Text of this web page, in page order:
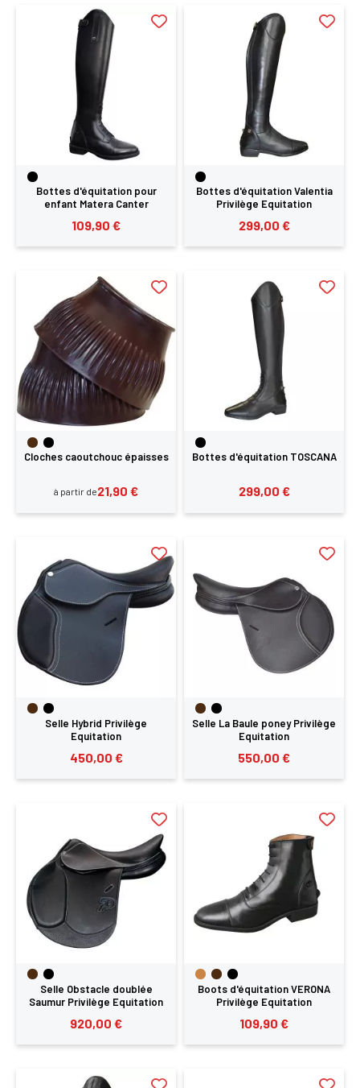
Bottes d'équitation pour
enfant Matera Canter
109,90 €
Bottes d'équitation Valentia
Privilège Equitation
299,00 €
Cloches caoutchouc épaisses
à partir de21,90 €
Bottes d'équitation TOSCANA
299,00 €
Selle Hybrid Privilège
Equitation
450,00 €
Selle La Baule poney Privilège
Equitation
550,00 €
Selle Obstacle doublée
Saumur Privilège Equitation
920,00 €
Boots d'équitation VERONA
Privilège Equitation
109,90 €
Vous devez être connecté pour enregistrer des
produits dans votre liste d'envie
ANNULER SE